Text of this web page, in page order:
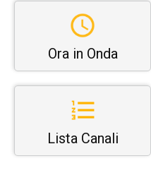
Ora in Onda
Lista Canali